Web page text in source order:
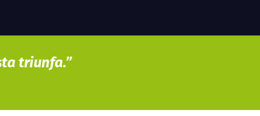
triunfa.”